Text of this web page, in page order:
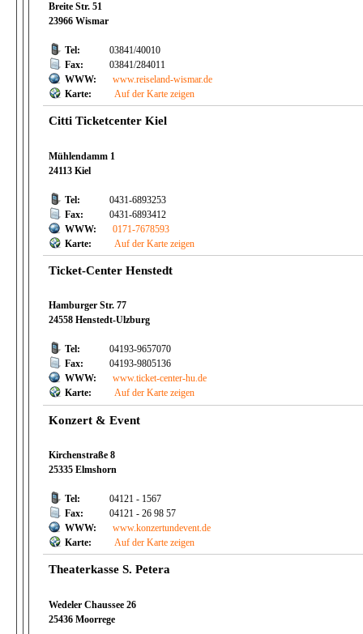
Breite Str. 51
23966 Wismar
Tel:
03841/40010
Fax:
03841/284011
WWW:
www.reiseland-wismar.de
Karte:
Auf der Karte zeigen
Citti Ticketcenter Kiel
Mühlendamm 1
24113 Kiel
Tel:
0431-6893253
Fax:
0431-6893412
WWW:
0171-7678593
Karte:
Auf der Karte zeigen
Ticket-Center Henstedt
Hamburger Str. 77
24558 Henstedt-Ulzburg
Tel:
04193-9657070
Fax:
04193-9805136
WWW:
www.ticket-center-hu.de
Karte:
Auf der Karte zeigen
Konzert & Event
Kirchenstraße 8
25335 Elmshorn
Tel:
04121 - 1567
Fax:
04121 - 26 98 57
WWW:
www.konzertundevent.de
Karte:
Auf der Karte zeigen
Theaterkasse S. Petera
Wedeler Chaussee 26
25436 Moorrege